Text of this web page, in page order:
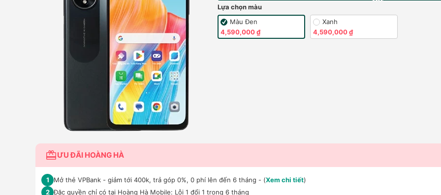
Lựa chọn màu
Màu Đen
4,590,000 ₫
Xanh
4,590,000 ₫
ƯU ĐÃI HOÀNG HÀ
1 Mở thẻ VPBank - giảm tới 400k, trả góp 0%, 0 phí lên đến 6 tháng - (Xem chi tiết)
2 Đặc quyền chỉ có tại Hoàng Hà Mobile: Lỗi 1 đổi 1 trong 6 tháng